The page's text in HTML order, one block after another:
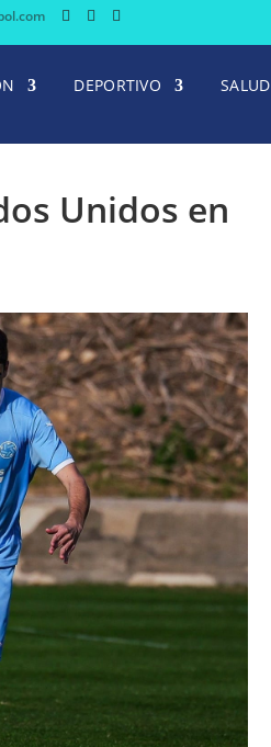
DEPORTIVO SALUD
Unidos en